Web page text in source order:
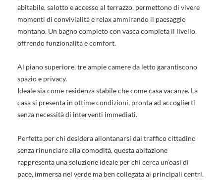
abitabile, salotto e accesso al terrazzo, permettono di vivere
momenti di convivialità e relax ammirando il paesaggio
montano. Un bagno completo con vasca completa il livello,
offrendo funzionalità e comfort.
Al piano superiore, tre ampie camere da letto garantiscono
spazio e privacy.
Ideale sia come residenza stabile che come casa vacanze. La
casa si presenta in ottime condizioni, pronta ad accoglierti
senza necessità di interventi immediati.
Perfetta per chi desidera allontanarsi dal traffico cittadino
senza rinunciare alla comodità, questa abitazione
rappresenta una soluzione ideale per chi cerca un’oasi di
pace, immersa nel verde ma ben collegata ai principali centri.